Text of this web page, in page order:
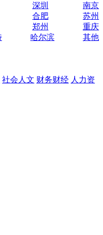
深圳
南京
合肥
苏州
郑州
重庆
哈尔滨
其他
社会人文 财务财经 人力资